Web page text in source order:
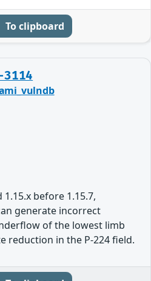
To clipboard
before 1.15.7,
generate incorrect
of the lowest limb
reduction in the P-224 field.